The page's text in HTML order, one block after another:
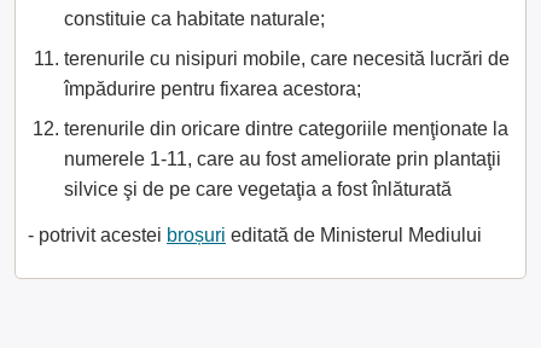
constituie ca habitate naturale;
terenurile cu nisipuri mobile, care necesită lucrări de
împădurire pentru fixarea acestora;
terenurile din oricare dintre categoriile menţionate la
numerele 1-11, care au fost ameliorate prin plantaţii
silvice şi de pe care vegetaţia a fost înlăturată
- potrivit acestei broșuri editată de Ministerul Mediului